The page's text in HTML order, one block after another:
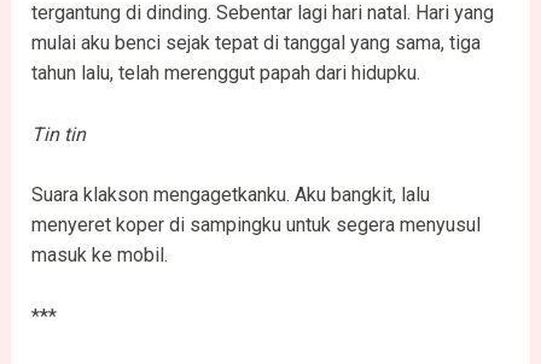
tergantung di dinding. Sebentar lagi hari natal. Hari yang
mulai aku benci sejak tepat di tanggal yang sama, tiga
tahun lalu, telah merenggut papah dari hidupku.
Tin tin
Suara klakson mengagetkanku. Aku bangkit, lalu
menyeret koper di sampingku untuk segera menyusul
masuk ke mobil.
***